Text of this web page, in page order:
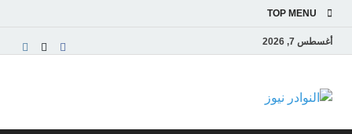
TOP MENU
أغسطس 7, 2026
النوادر نيوز
من العالم العربي والعالمي